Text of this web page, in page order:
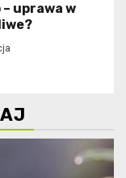
uprawa w